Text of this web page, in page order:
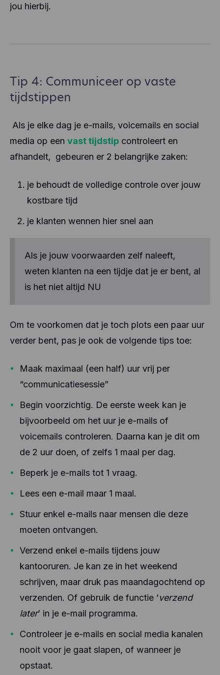
jou hierbij.
Tip 4: Communiceer op vaste
tijdstippen
Als je elke dag je e-mails, voicemails en social
media op een vast tijdstip controleert en
afhandelt, gebeuren er 2 belangrijke zaken:
je behoudt de volledige controle over jouw
kostbare tijd
je klanten wennen hier snel aan
Als je jouw voorwaarden zelf naleeft,
weten klanten na een tijdje dat je er bent, al
is het niet altijd NU
Om te voorkomen dat je toch plots een paar uur
verder bent, pas je ook de volgende tips toe:
Maak maximaal (een half) uur vrij per
“communicatiesessie”
Begin voorzichtig. De eerste week kan je
bijvoorbeeld om het uur je e-mails of
voicemails controleren. Daarna kan je dit om
de 2 uur doen, of zelfs 1 maal per dag.
Beperk je e-mails tot 1 vraag.
Lees een e-mail maar 1 maal.
Stuur enkel e-mails naar mensen die deze
moeten ontvangen.
Verzend enkel e-mails tijdens jouw
kantooruren. Je kan ze in het weekend
schrijven, maar druk pas maandagochtend op
verzenden. Of gebruik de functie ‘verzend
later’ in je e-mail programma.
Controleer je e-mails en social media kanalen
nooit voor je gaat slapen, of wanneer je
opstaat.